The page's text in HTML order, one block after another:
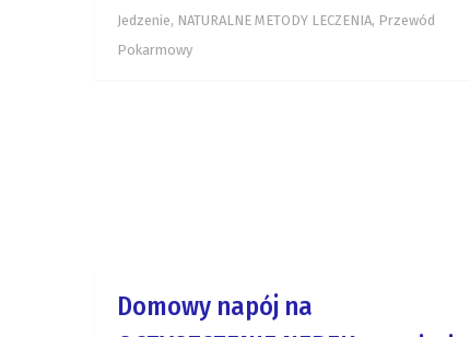
Jedzenie, NATURALNE METODY LECZENIA, Przewód
Pokarmowy
Domowy napój na